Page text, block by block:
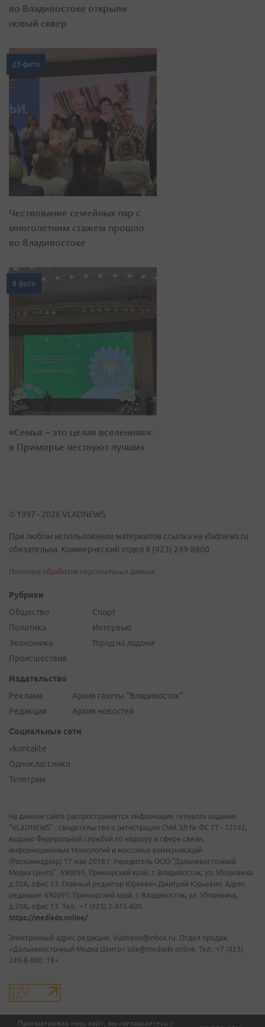
Просматривая наш сайт, вы соглашаетесь с
во Владивостоке открыли
новый сквер
23 фото
Чествование семейных пар с
многолетним стажем прошло
во Владивостоке
8 фото
«Семья – это целая вселенная»:
в Приморье чествуют лучших
© 1997 - 2026 VLADNEWS
При любом использовании материалов ссылка на vladnews.ru
обязательна. Коммерческий отдел 8 (423) 249-8800
Политика обработки персональных данных
Рубрики
Общество
Политика
Экономика
Происшествия
Спорт
Интервью
Город на ладони
Издательство
Реклама
Редакция
Архив газеты "Владивосток"
Архив новостей
Социальные сети
vkontakte
Одноклассники
Телеграм
На данном сайте распространяется информация сетевого издания
"VLADNEWS" - свидетельство о регистрации СМИ ЭЛ № ФС 77 - 72742,
выдано Федеральной службой по надзору в сфере связи,
информационных технологий и массовых коммуникаций
(Роскомнадзор) 17 мая 2018 г. Учредитель ООО "Дальневосточный
Медиа Центр". 690091, Приморский край, г. Владивосток, ул. Уборевича,
д.20А, офис 13. Главный редактор Юркевич Дмитрий Юрьевич. Адрес
редакции: 690091, Приморский край, г. Владивосток, ул. Уборевича,
д.20А, офис 13. Тел.: +7 (423) 2-415-600.
https://mediadv.online/
Электронный адрес редакции: vladnews@inbox.ru. Отдел продаж
«Дальневосточный Медиа Центр» sale@mediadv.online. Тел.: +7 (423)
249-8-800. 18+